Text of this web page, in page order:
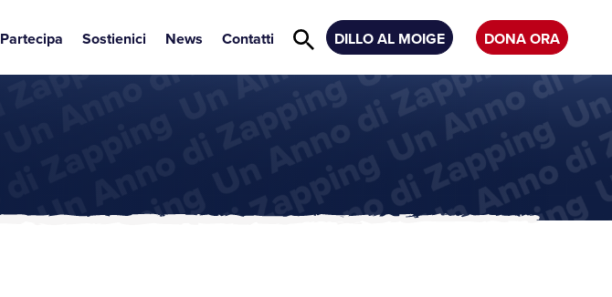
Partecipa Sostienici News Contatti DILLO AL MOIGE DONA ORA